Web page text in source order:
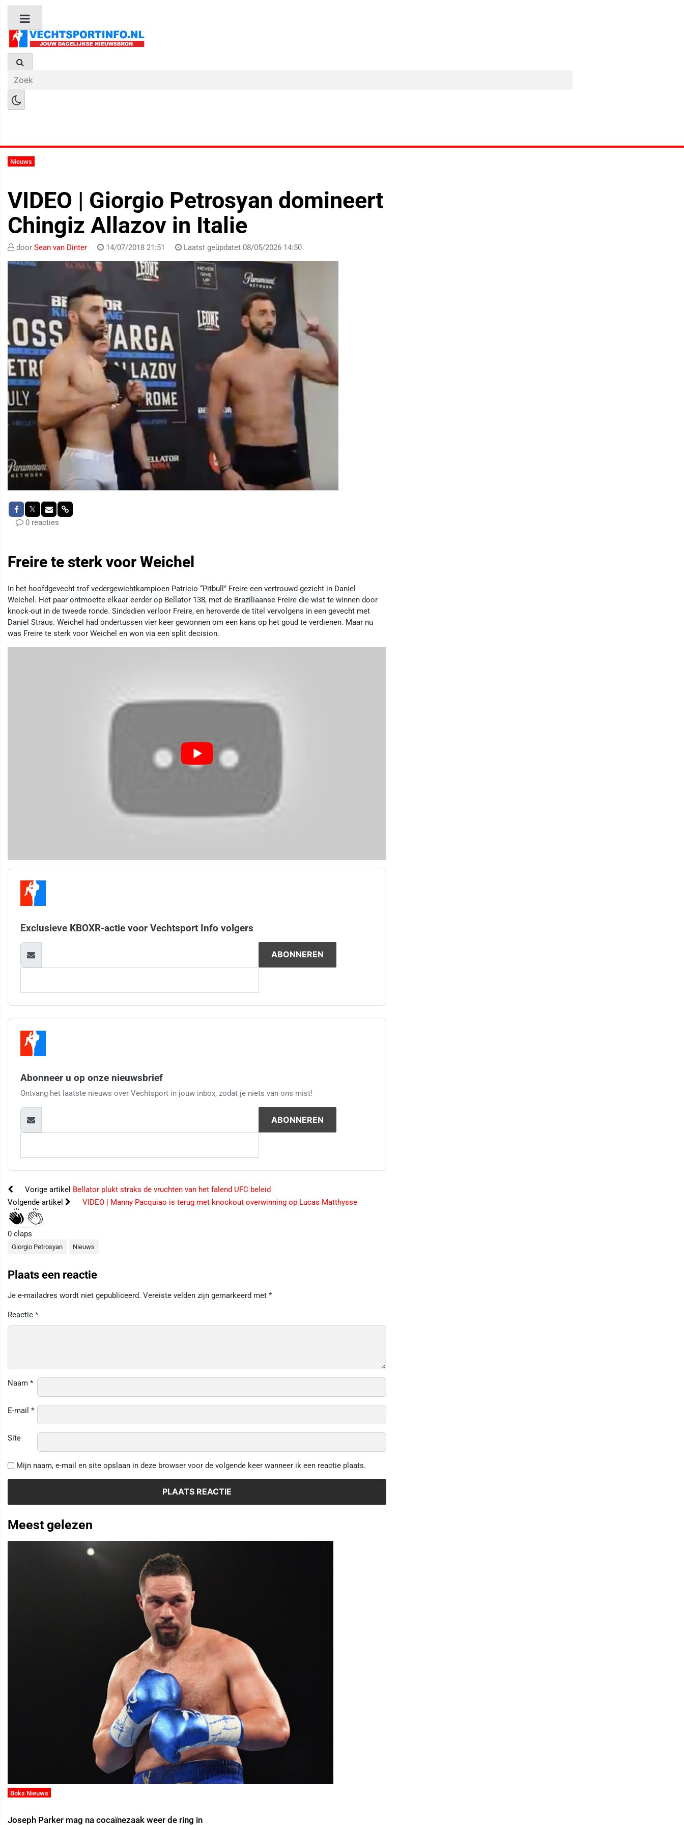
Nieuws
VIDEO | Giorgio Petrosyan domineert
Chingiz Allazov in Italie
door Sean van Dinter 14/07/2018 21:51 Laatst geüpdatet 08/05/2026 14:50
0 reacties
Freire te sterk voor Weichel
In het hoofdgevecht trof vedergewichtkampioen Patricio “Pitbull” Freire een vertrouwd gezicht in Daniel
Weichel. Het paar ontmoette elkaar eerder op Bellator 138, met de Braziliaanse Freire die wist te winnen door
knock-out in de tweede ronde. Sindsdien verloor Freire, en heroverde de titel vervolgens in een gevecht met
Daniel Straus. Weichel had ondertussen vier keer gewonnen om een kans op het goud te verdienen. Maar nu
was Freire te sterk voor Weichel en won via een split decision.
Exclusieve KBOXR-actie voor Vechtsport Info volgers
Abonneer u op onze nieuwsbrief
Ontvang het laatste nieuws over Vechtsport in jouw inbox, zodat je niets van ons mist!
Vorige artikel Bellator plukt straks de vruchten van het falend UFC beleid
Volgende artikel
VIDEO | Manny Pacquiao is terug met knockout overwinning op Lucas Matthysse
0 claps
Giorgio Petrosyan Nieuws
Plaats een reactie
Je e-mailadres wordt niet gepubliceerd. Vereiste velden zijn gemarkeerd met *
Reactie *
Naam *
E-mail *
Site
Mijn naam, e-mail en site opslaan in deze browser voor de volgende keer wanneer ik een reactie plaats.
Meest gelezen
Boks Nieuws
Joseph Parker mag na cocaïnezaak weer de ring in